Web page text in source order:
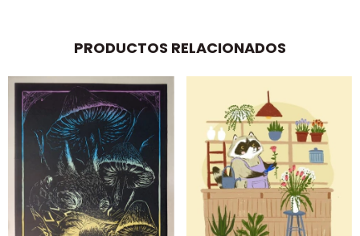
PRODUCTOS RELACIONADOS